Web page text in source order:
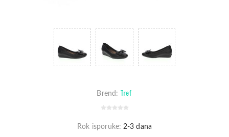
Brend: Tref
Rok isporuke: 2-3 dana